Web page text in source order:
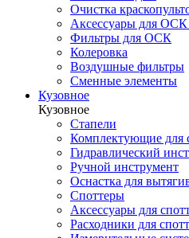
Очистка
Аксессуары для ОСК
Фильтры для ОСК
Колеровка
Воздушные фильтры
Сменные элементы
Кузовное
Кузовное
Стапели
Комплектующие для
Гидравлический
Ручной инструмент
Оснастка для
Споттеры
Аксессуары для
Расходники для